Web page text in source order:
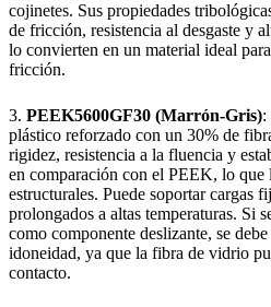
cojinetes. Sus propiedades
de fricción, resistencia al desgaste y
lo convierten en un material ideal
fricción.
3. PEEK5600GF30 (Marrón-Gris):
plástico reforzado con un 30% de
rigidez, resistencia a la fluencia y
en comparación con el PEEK, lo que
estructurales. Puede soportar cargas
prolongados a altas temperaturas. Si
como componente deslizante, se
idoneidad, ya que la fibra de vidrio
contacto.